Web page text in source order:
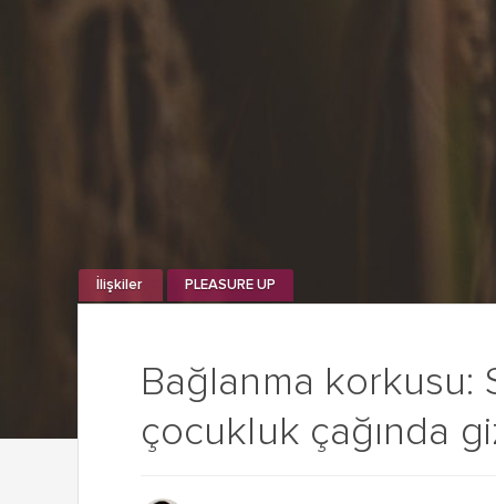
Bağlanma korkusu:
çocukluk çağında
İlişkiler PLEASURE UP